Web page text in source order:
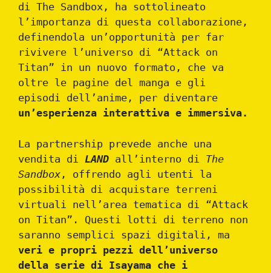
di The Sandbox, ha sottolineato
l’importanza di questa collaborazione,
definendola un’opportunità per far
rivivere l’universo di “Attack on
Titan” in un nuovo formato, che va
oltre le pagine del manga e gli
episodi dell’anime, per diventare
un’esperienza interattiva e immersiva.
La partnership prevede anche una
vendita di LAND all’interno di The
Sandbox , offrendo agli utenti la
possibilità di acquistare terreni
virtuali nell’area tematica di “Attack
on Titan”. Questi lotti di terreno non
saranno semplici spazi digitali, ma
veri e propri pezzi dell’universo
della serie di Isayama che i